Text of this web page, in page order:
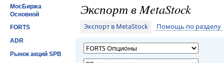
МосБиржа
Основной
FORTS
ADR
Рынок акций SPB
Экспорт в MetaStock
Экспорт в MetaStock Помощь по разделу